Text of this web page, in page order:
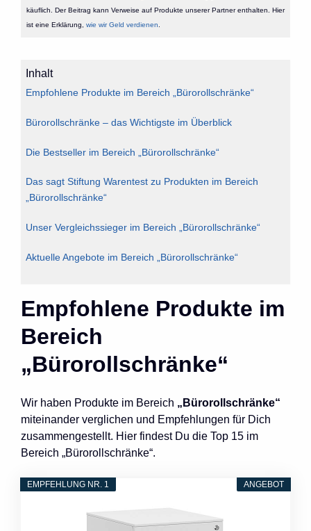
käuflich. Der Beitrag kann Verweise auf Produkte unserer Partner enthalten. Hier
ist eine Erklärung, wie wir Geld verdienen
Inhalt
Empfohlene Produkte im Bereich „Bürorollschränke“
Bürorollschränke – das Wichtigste im Überblick
Die Bestseller im Bereich „Bürorollschränke“
Das sagt Stiftung Warentest zu Produkten im Bereich
„Bürorollschränke“
Unser Vergleichssieger im Bereich „Bürorollschränke“
Aktuelle Angebote im Bereich „Bürorollschränke“
Empfohlene Produkte im
Bereich
„Bürorollschränke“
Wir haben Produkte im Bereich „Bürorollschränke“
miteinander verglichen und Empfehlungen für Dich
zusammengestellt. Hier findest Du die Top 15 im
Bereich „Bürorollschränke“.
ANGEBOT
EMPFEHLUNG NR. 1